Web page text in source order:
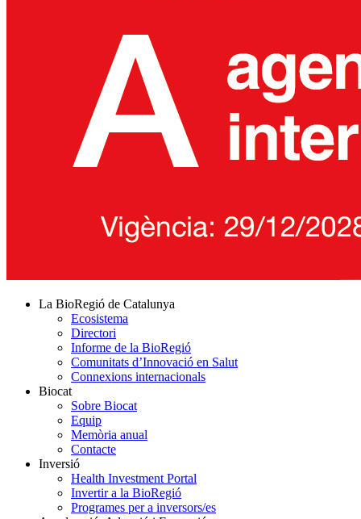
La BioRegió de Catalunya
Ecosistema
Directori
Informe de la BioRegió
Comunitats d’Innovació en Salut
Connexions internacionals
Biocat
Sobre Biocat
Equip
Memòria anual
Contacte
Inversió
Health Investment Portal
Invertir a la BioRegió
Programes per a inversors/es